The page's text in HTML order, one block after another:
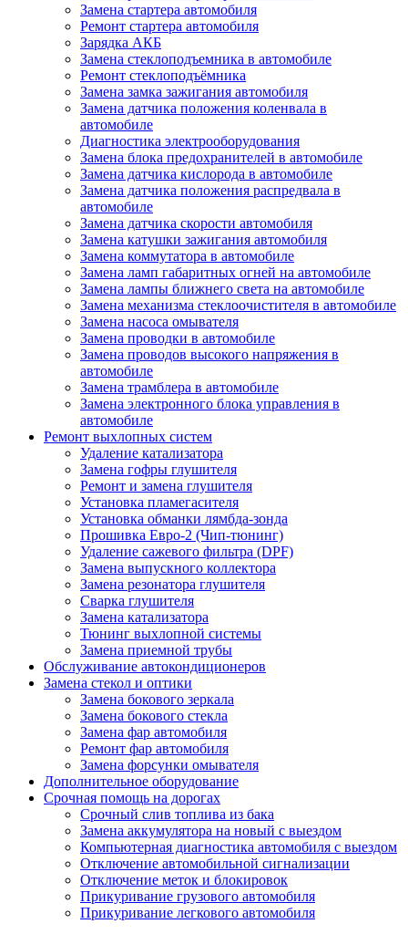
Замена стартера автомобиля
Ремонт стартера автомобиля
Зарядка АКБ
Замена стеклоподъемника в автомобиле
Ремонт стеклоподъёмника
Замена замка зажигания автомобиля
Замена датчика положения коленвала в
автомобиле
Диагностика электрооборудования
Замена блока предохранителей в автомобиле
Замена датчика кислорода в автомобиле
Замена датчика положения распредвала в
автомобиле
Замена датчика скорости автомобиля
Замена катушки зажигания автомобиля
Замена коммутатора в автомобиле
Замена ламп габаритных огней на автомобиле
Замена лампы ближнего света на автомобиле
Замена механизма стеклоочистителя в автомобиле
Замена насоса омывателя
Замена проводки в автомобиле
Замена проводов высокого напряжения в
автомобиле
Замена трамблера в автомобиле
Замена электронного блока управления в
автомобиле
Ремонт выхлопных систем
Удаление катализатора
Замена гофры глушителя
Ремонт и замена глушителя
Установка пламегасителя
Установка обманки лямбда-зонда
Прошивка Евро-2 (Чип-тюнинг)
Удаление сажевого фильтра (DPF)
Замена выпускного коллектора
Замена резонатора глушителя
Сварка глушителя
Замена катализатора
Тюнинг выхлопной системы
Замена приемной трубы
Обслуживание автокондиционеров
Замена стекол и оптики
Замена бокового зеркала
Замена бокового стекла
Замена фар автомобиля
Ремонт фар автомобиля
Замена форсунки омывателя
Дополнительное оборудование
Срочная помощь на дорогах
Срочный слив топлива из бака
Замена аккумулятора на новый с выездом
Компьютерная диагностика автомобиля с выездом
Отключение автомобильной сигнализации
Отключение меток и блокировок
Прикуривание грузового автомобиля
Прикуривание легкового автомобиля